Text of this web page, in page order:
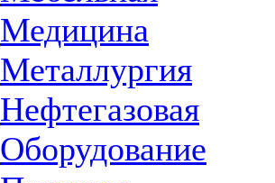
Медицина
Металлургия
Нефтегазовая
Оборудование